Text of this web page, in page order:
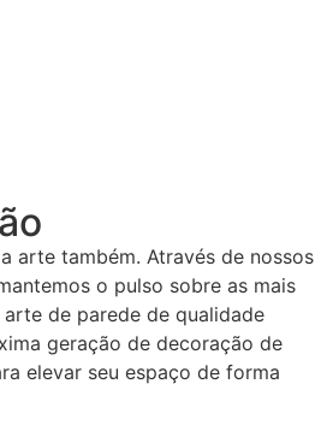
arte também. Através de nossos
o pulso sobre as mais
de parede de qualidade
geração de decoração de
elevar seu espaço de forma